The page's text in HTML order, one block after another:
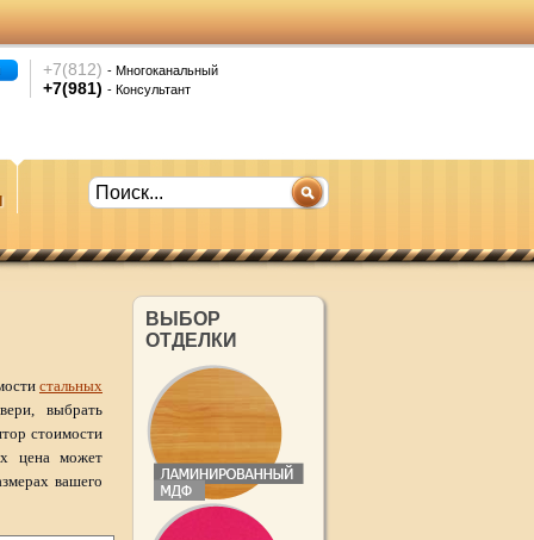
+7(812) - Многоканальный
+7(981) - Консультант
стальных
выбрать
стоимости
цена может
вашего
ВЫБОР
ОТДЕЛКИ